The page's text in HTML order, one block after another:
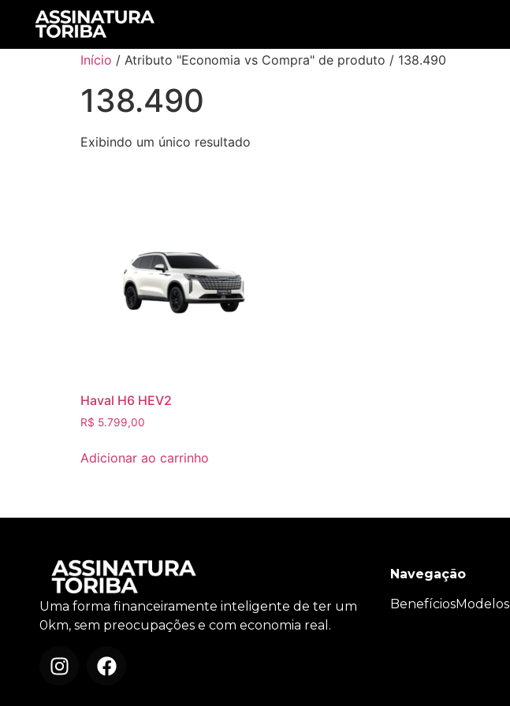
Início / Atributo "Economia vs Compra" de produto / 138.490
138.490
Exibindo um único resultado
Haval H6 HEV2
R$ 5.799,00
Adicionar ao carrinho
Uma forma financeiramente inteligente de ter um
0km, sem preocupações e com economia real.
Navegação
BenefíciosModelos